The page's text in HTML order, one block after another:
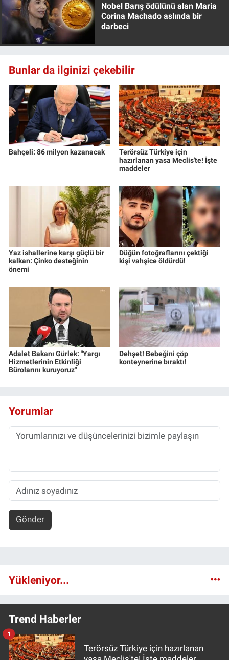
Nobel Barış ödülünü alan Maria
Corina Machado aslında bir
darbeci
Bunlar da ilginizi çekebilir
Bahçeli: 86 milyon kazanacak
Terörsüz Türkiye için
hazırlanan yasa Meclis'te! İşte
maddeler
Yaz ishallerine karşı güçlü bir
kalkan: Çinko desteğinin
önemi
Düğün fotoğraflarını çektiği
kişi vahşice öldürdü!
Adalet Bakanı Gürlek: "Yargı
Hizmetlerinin Etkinliği
Bürolarını kuruyoruz"
Dehşet! Bebeğini çöp
konteynerine bıraktı!
Yorumlar
Gönder
Yükleniyor...
Trend Haberler
Terörsüz Türkiye için hazırlanan
1